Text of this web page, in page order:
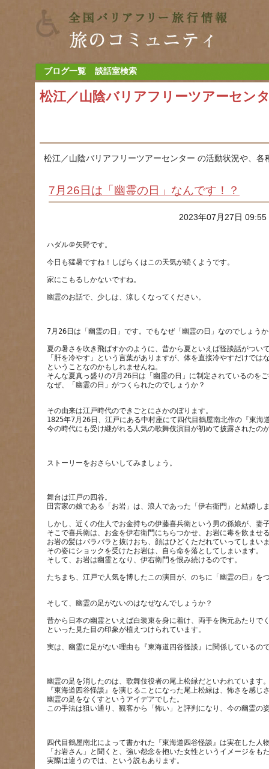
ブログ一覧 談話室検索
松江／山陰バリアフリーツアーセン
松江／山陰バリアフリーツアーセンター の活動状況や、各
7月26日は「幽霊の日」なんです！？
2023年07月27日
夏の暑さを吹き飛ばすかのように、昔から夏といえば怪談話がつい
「肝を冷やす」という言葉がありますが、体を直接冷やすだけで
ということなのかもしれませんね。
そんな夏真っ盛りの7月26日は「幽霊の日」に制定されているのを
その由来は江戸時代のできごとにさかのぼります。
1825年7月26日、江戸にある中村座にて四代目鶴屋南北作の『東海
舞台は江戸の四谷。
しかし、近くの住人でお金持ちの伊藤喜兵衛という男の孫娘が、妻
そこで喜兵衛は、お金を伊右衛門にちらつかせ、お岩に毒を飲ませ
お岩の髪はバラバラと抜けおち、顔はひどくただれていってしまい
その姿にショックを受けたお岩は、自ら命を落としてしまいます。
昔から日本の幽霊といえば白装束を身に着け、両手を胸元あたりで
幽霊の足を消したのは、歌舞伎役者の尾上松緑だといわれています
『東海道四谷怪談』を演じることになった尾上松緑は、怖さを感
幽霊の足をなくすというアイデアでした。
四代目鶴屋南北によって書かれた『東海道四谷怪談』は実在した人
「お岩さん」と聞くと、強い怨念を抱いた女性というイメージをも